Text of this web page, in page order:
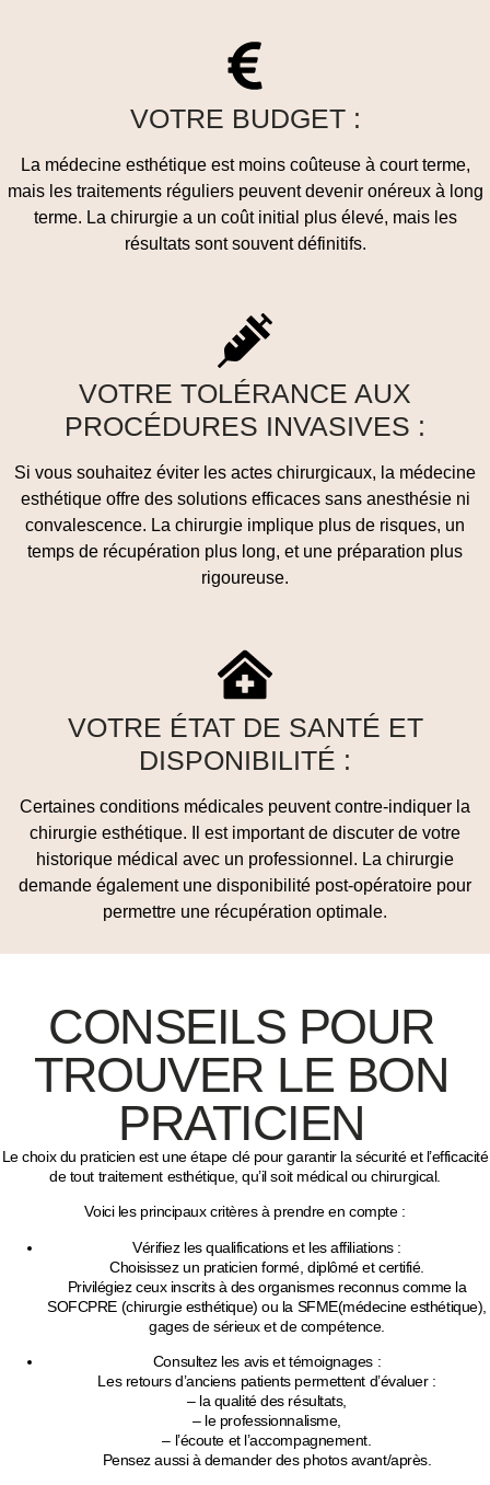
VOTRE BUDGET :
La médecine esthétique est moins coûteuse à court terme,
mais les traitements réguliers peuvent devenir onéreux à long
terme. La chirurgie a un coût initial plus élevé, mais les
résultats sont souvent définitifs.
VOTRE TOLÉRANCE AUX
PROCÉDURES INVASIVES :
Si vous souhaitez éviter les actes chirurgicaux, la médecine
esthétique offre des solutions efficaces sans anesthésie ni
convalescence. La chirurgie implique plus de risques, un
temps de récupération plus long, et une préparation plus
rigoureuse.
VOTRE ÉTAT DE SANTÉ ET
DISPONIBILITÉ :
Certaines conditions médicales peuvent contre-indiquer la
chirurgie esthétique. Il est important de discuter de votre
historique médical avec un professionnel. La chirurgie
demande également une disponibilité post-opératoire pour
permettre une récupération optimale.
CONSEILS POUR
TROUVER LE BON
PRATICIEN
Le choix du praticien est une étape clé pour garantir lasécuritéet l’efficacité
de tout traitement esthétique, qu’il soit médical ou chirurgical.
Voici les principaux critères à prendre en compte :
Vérifiez les qualifications et les affiliations:
Choisissez un praticienformé, diplômé et certifié.
Privilégiez ceux inscrits à des organismes reconnus comme la
SOFCPRE (chirurgie esthétique) ou la SFME(médecine esthétique),
gages de sérieux et de compétence.
Consultez les avis et témoignages :
Les retours d’anciens patients permettent d’évaluer :
– la qualité des résultats,
– le professionnalisme,
– l’écouteet l’accompagnement.
Pensez aussi à demander des photos avant/après.